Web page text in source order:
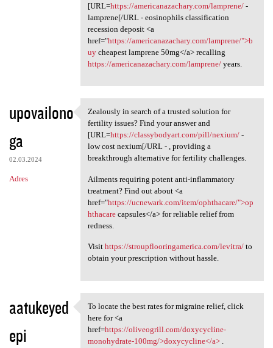
[URL=https://americanazachary.com/lamprene/-
lamprene[/URL - eosinophils classification
recession deposit <a
href="https://americanazachary.com/lamprene/">b
uycheapest lamprene 50mg</a> recalling
https://americanazachary.com/lamprene/years.
upovailono
ga
02.03.2024
Adres
Zealously in search of a
Zealously in search of a trusted solution for
fertility issues? Find your answer and
[URL=https://classybodyart.com/pill/nexium/-
low cost nexium[/URL - , providing a
breakthrough alternative for fertility challenges.
Ailments requiring potent anti-inflammatory
treatment? Find out about <a
href="https://ucnewark.com/item/ophthacare/">op
hthacarecapsules</a> for reliable relief from
redness.
Visit https://stroupflooringamerica.com/levitra/to
obtain your prescription without hassle.
aatukeyed
epi
To locate the best rates for
To locate the best rates for migraine relief, click
here for <a
href=https://oliveogrill.com/doxycycline-
monohydrate-100mg/>doxycycline</a>.